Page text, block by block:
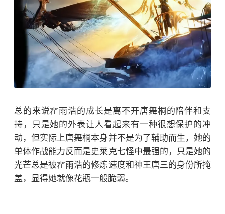
总的来说霍雨浩的成长是离不开唐舞桐的陪伴和支
持，只是她的外表让人看起来有一种很想保护的冲
动，但实际上唐舞桐本身并不是为了辅助而生，她的
单体作战能力反而是史莱克七怪中最强的，只是她的
光芒总是被霍雨浩的修炼速度和神王唐三的身份所掩
盖，显得她就像花瓶一般脆弱。